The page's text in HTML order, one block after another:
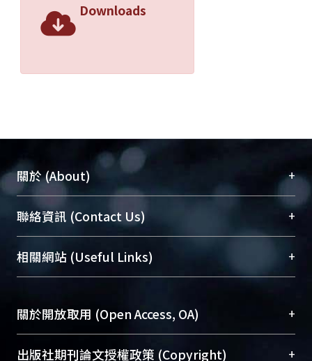
Downloads
關於 (About) +
臺大位居世界頂尖大學之列，為永久珍藏及向國際
展現本校豐碩的研究成果及學術能量，圖書館整合
機構典藏（NTUR）與學術庫（AH）不同功能平
台，成為臺大學術典藏NTU scholars。期能整合研
究能量、促進交流合作、保存學術產出、推廣研究
成果。
To permanently archive and promote researcher
profiles and scholarly works, Library integrates the
聯絡資訊 (Contact Us) +
總館學科館員(Main Library)
醫學圖書館學科館員(Medical Library)
Sciences Library)
相關網站 (Useful Links) +
關於開放取用 (Open Access, OA) +
開放取用是從使用者角度提升資訊取用性的社會運
出版社期刊論文授權政策 (Copyright) +